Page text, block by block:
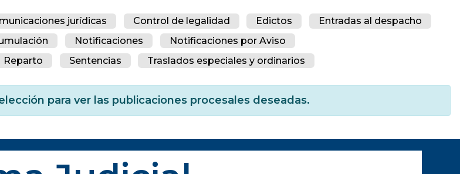
jurídicas Control de legalidad Edictos
Entradas al despacho
Notificaciones
Notificaciones por Aviso
Reparto Sentencias Traslados especiales y ordinarios
para ver las publicaciones procesales deseadas.